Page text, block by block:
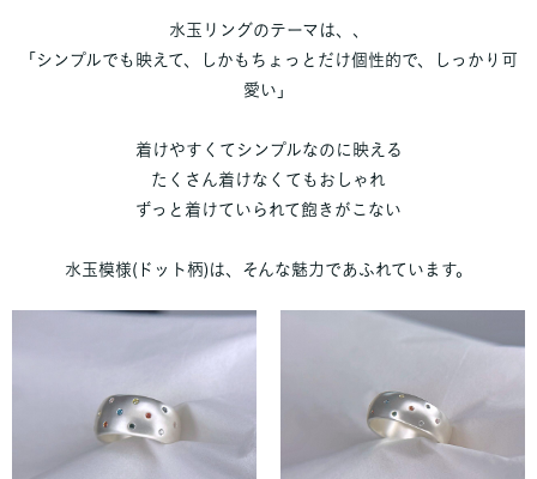
水玉リングのテーマは、、
「シンプルでも映えて、しかもちょっとだけ個性的で、しっかり可
愛い」
着けやすくてシンプルなのに映える
たくさん着けなくてもおしゃれ
ずっと着けていられて飽きがこない
水玉模様(ドット柄)は、そんな魅力であふれています。